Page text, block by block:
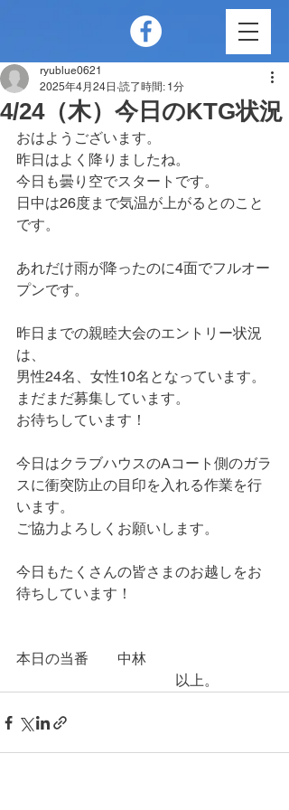
4/24（木）今日のKTG状況
ryublue0621
2025年4月24日 読了時間: 1分
おはようございます。
昨日はよく降りましたね。
今日も曇り空でスタートです。
日中は26度まで気温が上がるとのこと
です。
あれだけ雨が降ったのに4面でフルオー
プンです。
昨日までの親睦大会のエントリー状況
は、
男性24名、女性10名となっています。
まだまだ募集しています。
お待ちしています！
今日はクラブハウスのAコート側のガラ
スに衝突防止の目印を入れる作業を行
います。
ご協力よろしくお願いします。
今日もたくさんの皆さまのお越しをお
待ちしています！
本日の当番　　中林
以上。